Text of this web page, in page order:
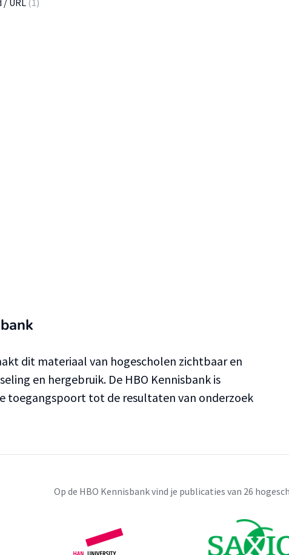
URL (1)
dit materiaal van hogescholen zichtbaar en
en hergebruik. De HBO Kennisbank is
toegangspoort tot de resultaten van onderzoek
Op de HBO Kennisbank vind je publicaties van 26